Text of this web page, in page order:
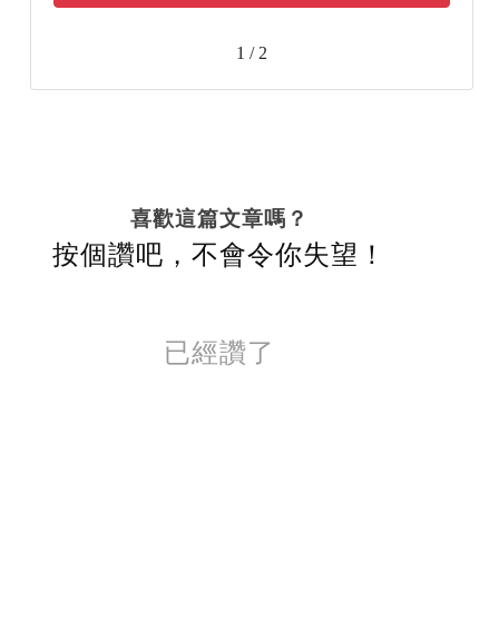
1 / 2
喜歡這篇文章嗎？
按個讚吧，不會令你失望！
已經讚了